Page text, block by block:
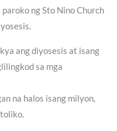
ng Sto Nino Church
ang diyosesis at isang
sa mga
na halos isang milyon,